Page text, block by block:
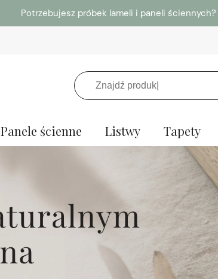
Potrzebujesz próbek lameli i paneli
Panele ścienne Listwy Tapety